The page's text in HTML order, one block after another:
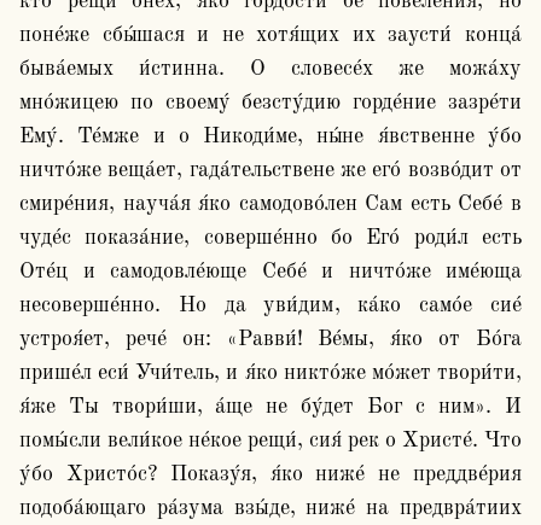
поне́же сбы́шася и не хотя́щих их заусти́ конца́
быва́емых и́стинна. О словесе́х же можа́ху
мно́жицею по своему́ безсту́дию горде́ние зазре́ти
Ему́. Те́мже и о Никоди́ме, ны́не я́вственне у́бо
ничто́же веща́ет, гада́тельствене же его́ возво́дит от
смире́ния, науча́я я́ко самодово́лен Сам есть Себе́ в
чуде́с показа́ние, соверше́нно бо Его́ роди́л есть
Оте́ц и самодовле́юще Себе́ и ничто́же име́юща
несоверше́нно. Но да уви́дим, ка́ко само́е сие́
устроя́ет, рече́ он: «Равви́! Ве́мы, я́ко от Бо́га
прише́л еси́ Учи́тель, и я́ко никто́же мо́жет твори́ти,
я́же Ты твори́ши, а́ще не бу́дет Бог с ним». И
помы́сли вели́кое не́кое рещи́, сия́ рек о Христе́. Что
у́бо Христо́с? Показу́я, я́ко ниже́ не преддве́рия
подоба́ющаго ра́зума взы́де, ниже́ на предвра́тиих